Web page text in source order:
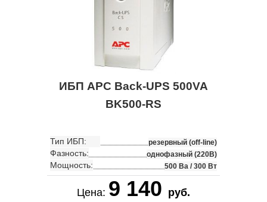
ИБП APC Back-UPS 500VA
BK500-RS
Тип ИБП: резервный (off-line)
Фазность: однофазный (220В)
Мощность: 500 Ва / 300 Вт
Цена: 9 140 руб.